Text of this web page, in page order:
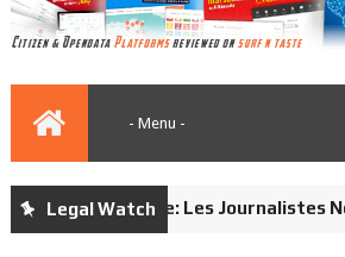
Legal Watch
Loi Électorale: Les Journalistes Ne